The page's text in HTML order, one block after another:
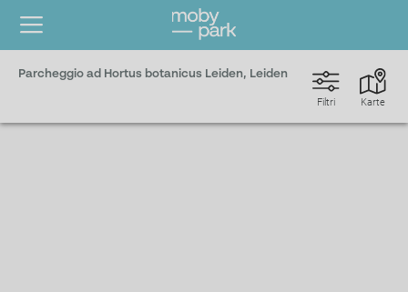
Parcheggio ad Hortus botanicus Leiden, Leiden
Karte
Filtri